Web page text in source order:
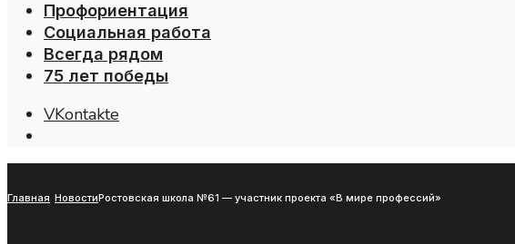
Профориентация
Социальная работа
Всегда рядом
75 лет победы
VKontakte
Главная НовостиРостовская школа №61 — участник проекта «В мире профессий»